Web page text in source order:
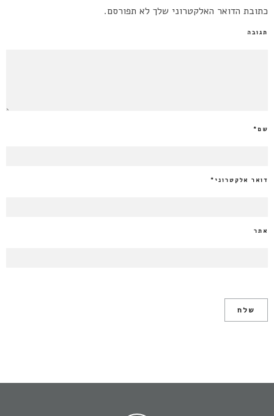
כתובת הדואר האלקטרוני שלך לא תפורסם.
תגובה
שם*
דואר אלקטרוני *
אתר